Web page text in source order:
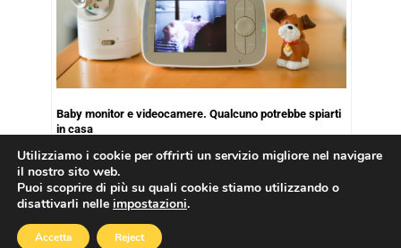
Baby monitor e videocamere. Qualcuno potrebbe spiarti
in casa
Copyright © 2026
Utilizziamo i cookie per offrirti un servizio migliore nel navigare
il nostro sito web.
Puoi scoprire di più su quali cookie stiamo utilizzando o
disattivarli nelle impostazioni.
Accetta Reject